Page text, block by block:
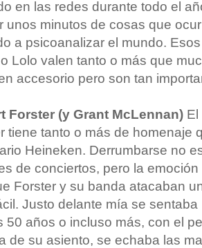
en las redes durante todo el
unos minutos de cosas que
a psicoanalizar el mundo.
Lolo valen tanto o más que
accesorio pero son tan
Forster (y Grant McLennan) El
tiene tanto o más de homenaje
Heineken. Derrumbarse no
de conciertos, pero la
Forster y su banda atacaban
Justo delante mía se
50 años o incluso más, con el
de su asiento, se echaba las